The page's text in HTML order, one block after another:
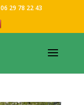
06 29 78 22 43